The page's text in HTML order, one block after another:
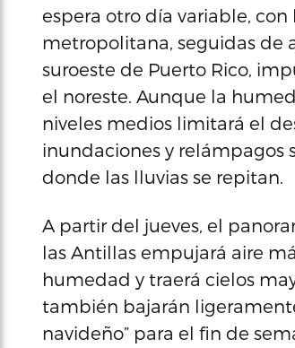
espera otro día variable, con
metropolitana, seguidas de
suroeste de Puerto Rico,
el noreste. Aunque la
niveles medios limitará el
inundaciones y relámpagos
donde las lluvias se repitan.
A partir del jueves, el
las Antillas empujará aire
humedad y traerá cielos
también bajarán
navideño” para el fin de